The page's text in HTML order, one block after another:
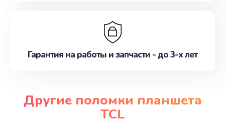
Гарантия на работы и запчасти - до 3-х лет
Другие поломки планшета
TCL